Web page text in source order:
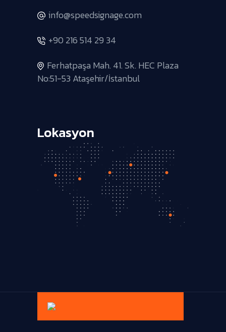
info@speedsignage.com
+90 216 514 29 34
Ferhatpaşa Mah. 41. Sk. HEC Plaza
No:51-53 Ataşehir/İstanbul
Lokasyon